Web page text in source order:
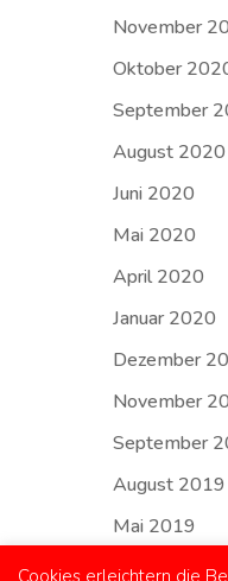
November
Oktober
September
August 2020
Juni 2020
Mai 2020
April 2020
Januar 2020
Dezember
November
September
August 2019
Mai 2019